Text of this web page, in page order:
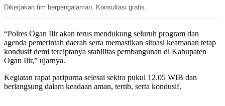
Dikerjakan tim berpengalaman. Konsultasi gratis.
“Polres Ogan Ilir akan terus mendukung seluruh program dan
agenda pemerintah daerah serta memastikan situasi keamanan tetap
kondusif demi terciptanya stabilitas pembangunan di Kabupaten
Ogan Ilir,” ujarnya.
Kegiatan rapat paripurna selesai sekira pukul 12.05 WIB dan
berlangsung dalam keadaan aman, tertib, serta kondusif.